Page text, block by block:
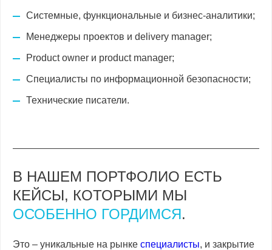
Системные, функциональные и бизнес-аналитики;
Менеджеры проектов и delivery manager;
Product owner и product manager;
Специалисты по информационной безопасности;
Технические писатели.
В НАШЕМ ПОРТФОЛИО ЕСТЬ
КЕЙСЫ, КОТОРЫМИ МЫ
ОСОБЕННО ГОРДИМСЯ.
Это – уникальные на рынке специалисты, и закрытие